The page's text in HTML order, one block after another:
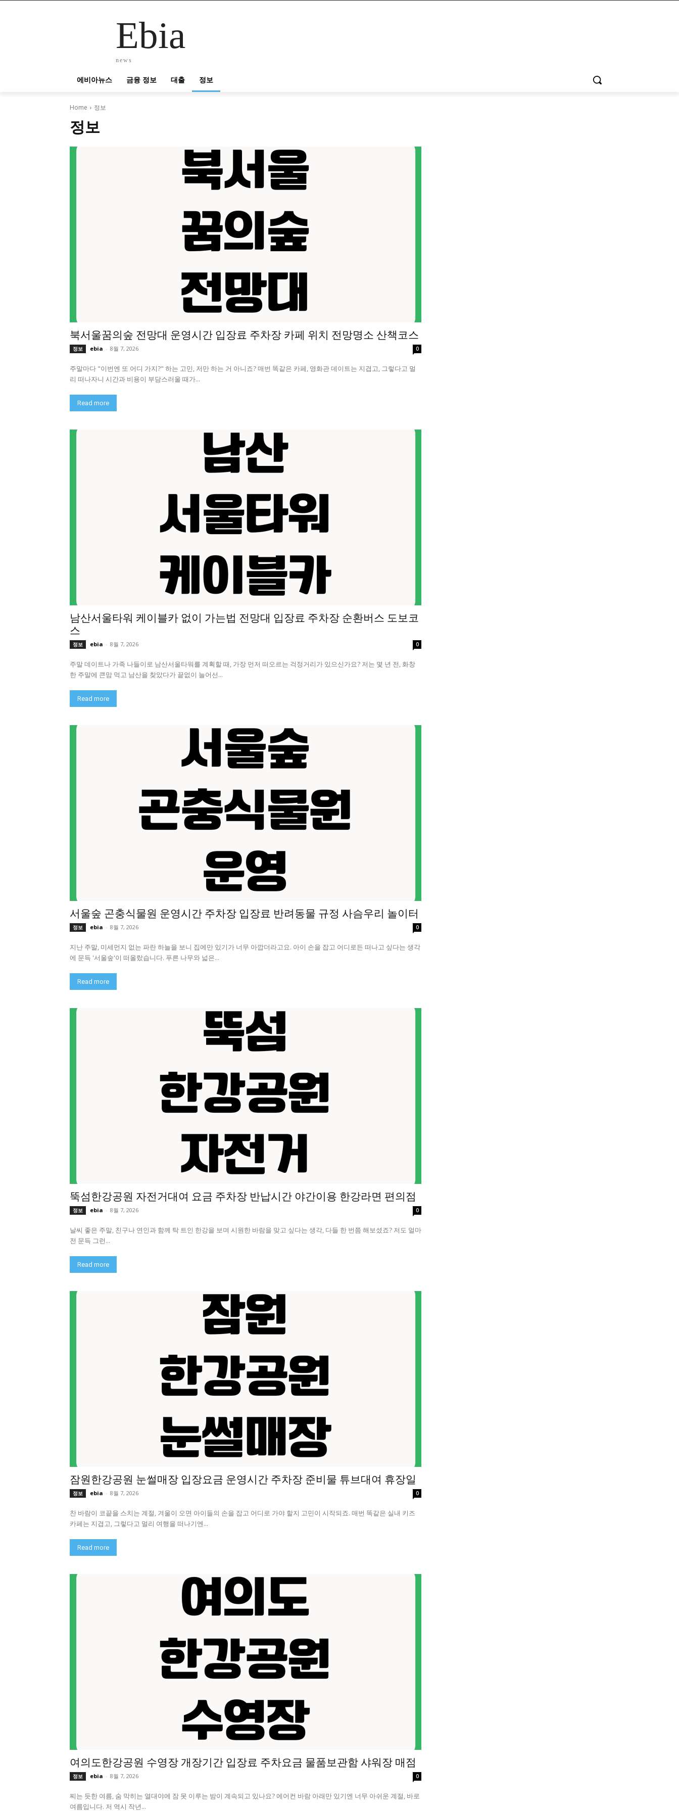
Ebia
news
에비아뉴스 금융 정보 대출 정보
Home 정보
정보
북서울꿈의숲 전망대 운영시간 입장료 주차장 카페 위치 전망명소 산책코스
정보 ebia - 8월 7, 2026 0
주말마다 "이번엔 또 어디 가지?" 하는 고민, 저만 하는 거 아니죠? 매번 똑같은 카페, 영화관 데이트는 지겹고, 그렇다고 멀
리 떠나자니 시간과 비용이 부담스러울 때가...
Read more
남산서울타워 케이블카 없이 가는법 전망대 입장료 주차장 순환버스 도보코
스
정보 ebia - 8월 7, 2026 0
주말 데이트나 가족 나들이로 남산서울타워를 계획할 때, 가장 먼저 떠오르는 걱정거리가 있으신가요? 저는 몇 년 전, 화창
한 주말에 큰맘 먹고 남산을 찾았다가 끝없이 늘어선...
Read more
서울숲 곤충식물원 운영시간 주차장 입장료 반려동물 규정 사슴우리 놀이터
정보 ebia - 8월 7, 2026 0
지난 주말, 미세먼지 없는 파란 하늘을 보니 집에만 있기가 너무 아깝더라고요. 아이 손을 잡고 어디로든 떠나고 싶다는 생각
에 문득 '서울숲'이 떠올랐습니다. 푸른 나무와 넓은...
Read more
뚝섬한강공원 자전거대여 요금 주차장 반납시간 야간이용 한강라면 편의점
정보 ebia - 8월 7, 2026 0
날씨 좋은 주말, 친구나 연인과 함께 탁 트인 한강을 보며 시원한 바람을 맞고 싶다는 생각, 다들 한 번쯤 해보셨죠? 저도 얼마
전 문득 그런...
Read more
잠원한강공원 눈썰매장 입장요금 운영시간 주차장 준비물 튜브대여 휴장일
정보 ebia - 8월 7, 2026 0
찬 바람이 코끝을 스치는 계절, 겨울이 오면 아이들의 손을 잡고 어디로 가야 할지 고민이 시작되죠. 매번 똑같은 실내 키즈
카페는 지겹고, 그렇다고 멀리 여행을 떠나기엔...
Read more
여의도한강공원 수영장 개장기간 입장료 주차요금 물품보관함 샤워장 매점
정보 ebia - 8월 7, 2026 0
찌는 듯한 여름, 숨 막히는 열대야에 잠 못 이루는 밤이 계속되고 있나요? 에어컨 바람 아래만 있기엔 너무 아쉬운 계절, 바로
여름입니다. 저 역시 작년...